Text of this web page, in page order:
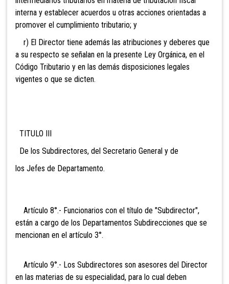
interna y establecer acuerdos u otras acciones orientadas a
promover el cumplimiento tributario; y
r) El Director tiene además las atribuciones y deberes que
a su respecto se señalan en la presente Ley Orgánica, en el
Código Tributario y en las demás disposiciones legales
vigentes o que se dicten.
TITULO III
De los Subdirectores, del Secretario General y de
los Jefes de Departamento.
Artículo 8°.- Funcionarios con el título de "Subdirector",
están a cargo de los Departamentos Subdirecciones que se
mencionan en el artículo 3°.
Artículo 9°.- Los Subdirectores son asesores del Director
en las materias de su especialidad, para lo cual deben